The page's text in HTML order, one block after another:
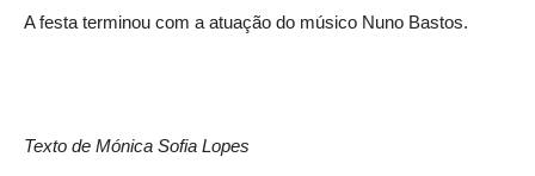
A festa terminou com a atuação do músico Nuno Bastos.
Texto de Mónica Sofia Lopes